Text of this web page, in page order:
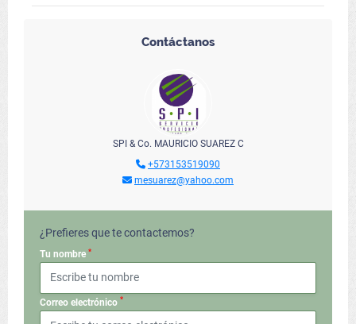
Contáctanos
SPI & Co. MAURICIO SUAREZ C
+573153519090
mesuarez@yahoo.com
¿Prefieres que te contactemos?
Tu nombre *
Correo electrónico *